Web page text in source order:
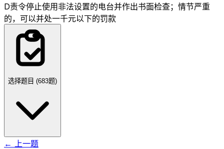
D责令停止使用非法设置的电台并作出书面检查；情节严重
的，可以并处一千元以下的罚款
选择题目 (683题)
← 上一题